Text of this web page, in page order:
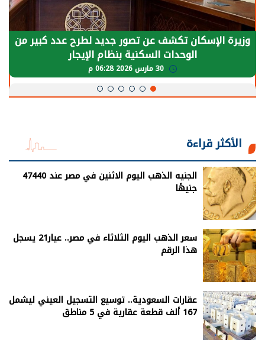
وزيرة الإسكان تكشف عن تصور جديد لطرح عدد كبير من
الوحدات السكنية بنظام الإيجار
الأكثر قراءة
الجنيه الذهب اليوم الاثنين في مصر عند 47440
جنيهًا
سعر الذهب اليوم الثلاثاء في مصر.. عيار21 يسجل
هذا الرقم
عقارات السعودية.. توسيع التسجيل العيني ليشمل
167 ألف قطعة عقارية في 5 مناطق